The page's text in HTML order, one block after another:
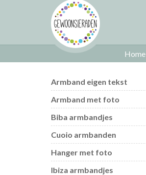
Home
Armband eigen tekst
Armband met foto
Biba armbandjes
Cuoio armbanden
Hanger met foto
Ibiza armbandjes